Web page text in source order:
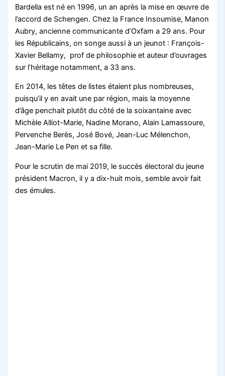
Bardella est né en 1996, un an après la mise en œuvre de
l’accord de Schengen. Chez la France Insoumise, Manon
Aubry, ancienne communicante d’Oxfam a 29 ans. Pour
les Républicains, on songe aussi à un jeunot : François-
Xavier Bellamy, prof de philosophie et auteur d’ouvrages
sur l’héritage notamment, a 33 ans.
En 2014, les têtes de listes étaient plus nombreuses,
puisqu’il y en avait une par région, mais la moyenne
d’âge penchait plutôt du côté de la soixantaine avec
Michèle Alliot-Marie, Nadine Morano, Alain Lamassoure,
Pervenche Berès, José Bové, Jean-Luc Mélenchon,
Jean-Marie Le Pen et sa fille.
Pour le scrutin de mai 2019, le succès électoral du jeune
président Macron, il y a dix-huit mois, semble avoir fait
des émules.